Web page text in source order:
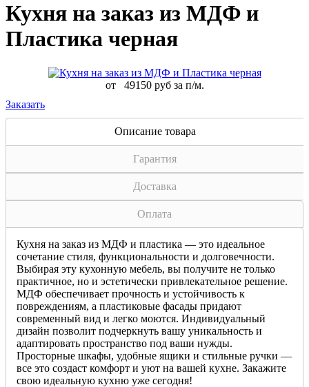
Кухня на заказ из МДФ и
Пластика черная
от
49150 руб за п/м.
Заказать
Описание товара
Гарантия
Доставка
Оплата
Кухня на заказ из МДФ и пластика — это идеальное
сочетание стиля, функциональности и долговечности.
Выбирая эту кухонную мебель, вы получите не только
практичное, но и эстетически привлекательное решение.
МДФ обеспечивает прочность и устойчивость к
повреждениям, а пластиковые фасады придают
современный вид и легко моются. Индивидуальный
дизайн позволит подчеркнуть вашу уникальность и
адаптировать пространство под ваши нужды.
Просторные шкафы, удобные ящики и стильные ручки —
все это создаст комфорт и уют на вашей кухне. Закажите
свою идеальную кухню уже сегодня!